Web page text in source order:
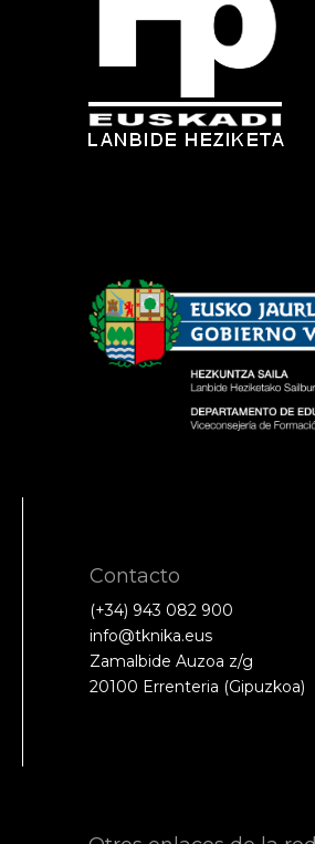
Contacto
(+34) 943 082 900
info@tknika.eus
Zamalbide Auzoa z/g
20100 Errenteria (Gipuzkoa)